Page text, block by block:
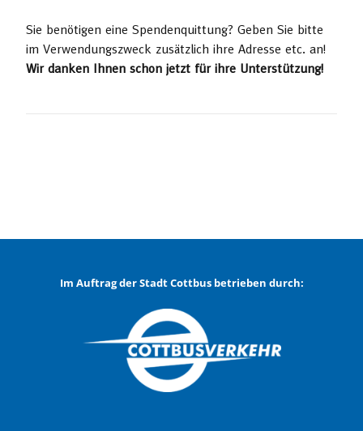
Sie benötigen eine Spendenquittung? Geben Sie bitte
im Verwendungszweck zusätzlich ihre Adresse etc. an!
Wir danken Ihnen schon jetzt für ihre Unterstützung!
Im Auftrag der Stadt Cottbus betrieben durch: